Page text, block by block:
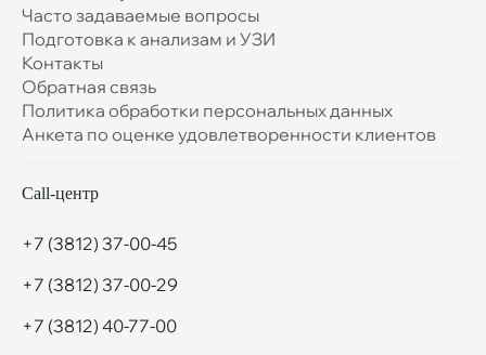
Часто задаваемые вопросы
Подготовка к анализам и УЗИ
Контакты
Обратная связь
Политика обработки персональных данных
Анкета по оценке удовлетворенности клиентов
Call-центр
+7 (3812) 37-00-45
+7 (3812) 37-00-29
+7 (3812) 40-77-00